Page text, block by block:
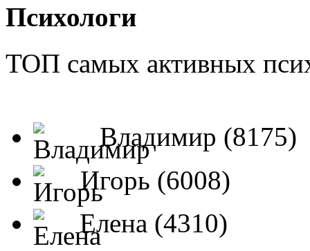
Психологи
ТОП самых активных
Владимир (8175)
Игорь (6008)
Елена (4310)